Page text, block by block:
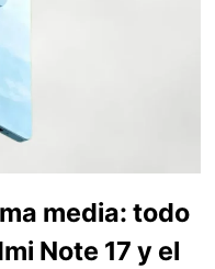
media: todo
Note 17 y el